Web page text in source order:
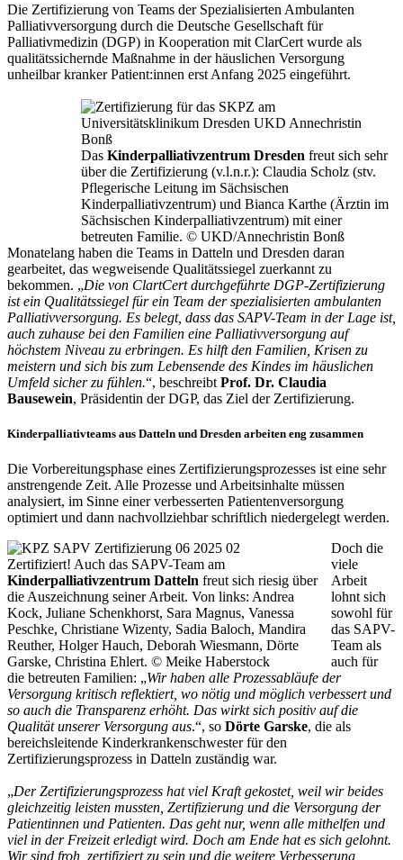
Die Zertifizierung von Teams der Spezialisierten Ambulanten
Palliativversorgung durch die Deutsche Gesellschaft für
Palliativmedizin (DGP) in Kooperation mit ClarCert wurde als
qualitätssichernde Maßnahme in der häuslichen Versorgung
unheilbar kranker Patient:innen erst Anfang 2025 eingeführt.
Das Kinderpalliativzentrum Dresden freut sich sehr
über die Zertifizierung (v.l.n.r.): Claudia Scholz (stv.
Pflegerische Leitung im Sächsischen
Kinderpalliativzentrum) und Bianca Karthe (Ärztin im
Sächsischen Kinderpalliativzentrum) mit einer
betreuten Familie. © UKD/Annechristin Bonß
Monatelang haben die Teams in Datteln und Dresden daran
gearbeitet, das wegweisende Qualitätssiegel zuerkannt zu
bekommen. „Die von ClartCert durchgeführte DGP-Zertifizierung
ist ein Qualitätssiegel für ein Team der spezialisierten ambulanten
Palliativversorgung. Es belegt, dass das SAPV-Team in der Lage ist,
auch zuhause bei den Familien eine Palliativversorgung auf
höchstem Niveau zu erbringen. Es hilft den Familien, Krisen zu
meistern und sich bis zum Lebensende des Kindes im häuslichen
Umfeld sicher zu fühlen.“, beschreibt Prof. Dr. Claudia
Bausewein, Präsidentin der DGP, das Ziel der Zertifizierung.
Kinderpalliativteams aus Datteln und Dresden arbeiten eng zusammen
Die Vorbereitungsphase eines Zertifizierungsprozesses ist eine sehr
anstrengende Zeit. Alle Prozesse und Arbeitsinhalte müssen
analysiert, im Sinne einer verbesserten Patientenversorgung
optimiert und dann nachvollziehbar schriftlich niedergelegt werden.
Zertifiziert! Auch das SAPV-Team am
Kinderpalliativzentrum Datteln freut sich riesig über
die Auszeichnung seiner Arbeit. Von links: Andrea
Kock, Juliane Schenkhorst, Sara Magnus, Vanessa
Peschke, Christiane Wizenty, Sadia Baloch, Mandira
Reuther, Holger Hauch, Deborah Wiesmann, Dörte
Garske, Christina Ehlert. © Meike Haberstock
Doch die
viele
Arbeit
lohnt sich
sowohl für
das SAPV-
Team als
auch für
die betreuten Familien: „Wir haben alle Prozessabläufe der
Versorgung kritisch reflektiert, wo nötig und möglich verbessert und
so auch die Transparenz erhöht. Das wirkt sich positiv auf die
Qualität unserer Versorgung aus.“, so Dörte Garske, die als
bereichsleitende Kinderkrankenschwester für den
Zertifizierungsprozess in Datteln zuständig war.
„Der Zertifizierungsprozess hat viel Kraft gekostet, weil wir beides
gleichzeitig leisten mussten, Zertifizierung und die Versorgung der
Patientinnen und Patienten. Das geht nur, wenn alle mithelfen und
viel in der Freizeit erledigt wird. Doch am Ende hat es sich gelohnt.
Wir sind froh, zertifiziert zu sein und die weitere Verbesserung